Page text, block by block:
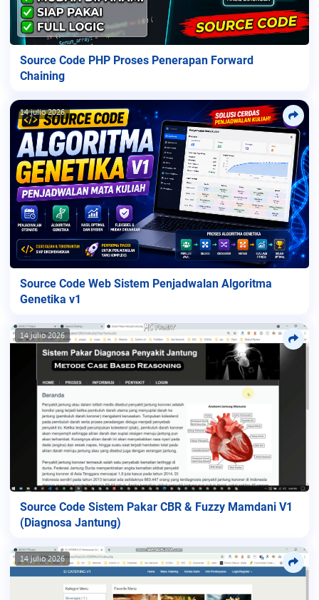
Source Code PHP Proses Penerapan Forward
Chaining
14 julio 2026
Source Code Web Sistem Penjadwalan Algoritma
Genetika v1
14 julio 2026
Source Code Sistem Pakar CBR & Fuzzy Mamdani V1
(Diagnosa Jantung)
14 julio 2026